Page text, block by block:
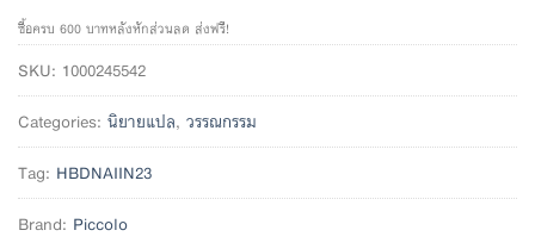
ซื้อครบ 600 บาทหลังหักส่วนลด ส่งฟรี!
SKU: 1000245542
Categories: นิยายแปล, วรรณกรรม
Tag: HBDNAIIN23
Brand: Piccolo